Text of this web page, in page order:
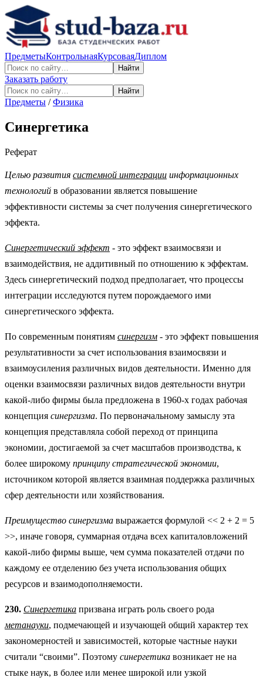
ПредметыКонтрольнаяКурсоваяДиплом
Найти
Заказать работу
Найти
Предметы /Физика
Cинергетика
Реферат
Целью развития системной интеграции информационных
технологий в образовании является повышение
эффективности системы за счет получения синергетического
эффекта.
Синергетический эффект - это эффект взаимосвязи и
взаимодействия, не аддитивный по отношению к эффектам.
Здесь синергетический подход предполагает, что процессы
интеграции исследуются путем порождаемого ими
синергетического эффекта.
По современным понятиям синергизм - это эффект повышения
результативности за счет использования взаимосвязи и
взаимоусиления различных видов деятельности. Именно для
оценки взаимосвязи различных видов деятельности внутри
какой-либо фирмы была предложена в 1960-х годах рабочая
концепция синергизма. По первоначальному замыслу эта
концепция представляла собой переход от принципа
экономии, достигаемой за счет масштабов производства, к
более широкому принципу стратегической экономии,
источником которой является взаимная поддержка различных
сфер деятельности или хозяйствования.
Преимущество синергизма выражается формулой << 2 + 2 = 5
>>, иначе говоря, суммарная отдача всех капиталовложений
какой-либо фирмы выше, чем сумма показателей отдачи по
каждому ее отделению без учета использования общих
ресурсов и взаимодополняемости.
230. Синергетика призвана играть роль своего рода
метанауки, подмечающей и изучающей общий характер тех
закономерностей и зависимостей, которые частные науки
считали “своими”. Поэтому синергетика возникает не на
стыке наук, в более или менее широкой или узкой